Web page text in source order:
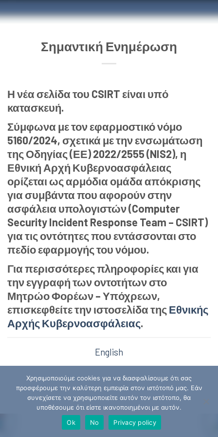
Skip
to
content
Σημαντική Ενημέρωση
Η νέα σελίδα του CSIRT είναι υπό
κατασκευή.
Σύμφωνα με τον εφαρμοστικό νόμο
5160/2024, σχετικά με την ενσωμάτωση
της Οδηγίας (ΕΕ) 2022/2555 (NIS2), η
Εθνική Αρχή Κυβερνοασφάλειας
ορίζεται ως αρμόδια ομάδα απόκρισης
για συμβάντα που αφορούν στην
ασφάλεια υπολογιστών (Computer
Security Incident Response Team – CSIRT)
για τις οντότητες που εντάσσονται στο
πεδίο εφαρμογής του νόμου.
Για περισσότερες πληροφορίες και για
την εγγραφή των οντοτήτων στο
Μητρώο Φορέων – Υπόχρεων,
επισκεφθείτε την ιστοσελίδα τηςΕθνικής
Αρχής Κυβερνοασφάλειας.
English
Χρησιμοποιούμε cookies για να διασφαλίσουμε ότι σας
προσφέρουμε την καλύτερη εμπειρία στον ιστότοπό μας. Εάν
συνεχίσετε να χρησιμοποιείτε αυτόν τον ιστότοπο, θα
υποθέσουμε ότι είστε ικανοποιημένοι με αυτόν.
Ok
No Privacy policy